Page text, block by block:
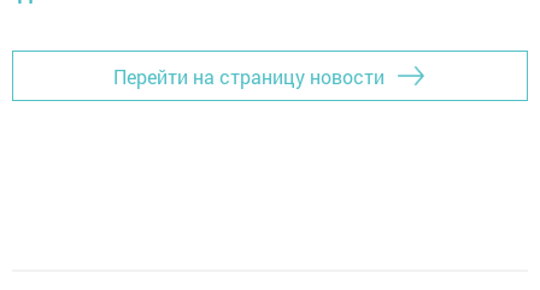
Перейти на страницу новости